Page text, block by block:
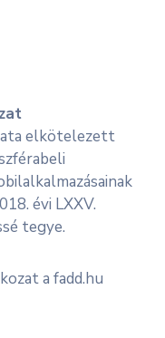
elkötelezett
évi LXXV.
tegye.
a fadd.hu